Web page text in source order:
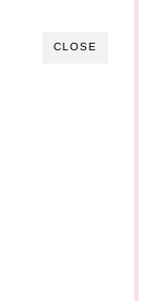
CLOSE